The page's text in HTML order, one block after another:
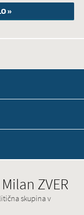
ZVER
skupina v